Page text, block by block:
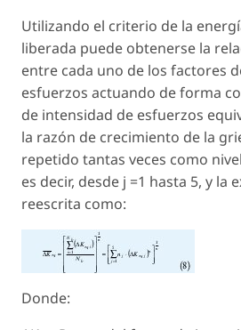
Utilizando el criterio de la
liberada puede obtenerse la
entre cada uno de los factores
esfuerzos actuando de forma
de intensidad de esfuerzos
la razón de crecimiento de la
repetido tantas veces como
es decir, desde j =1 hasta 5, y la
reescrita como:
Donde: